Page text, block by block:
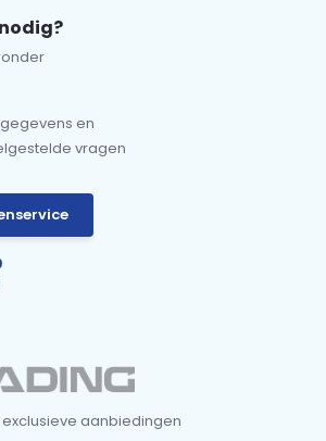
en
vragen
aanbiedingen